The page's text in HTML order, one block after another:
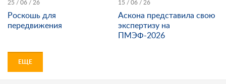
25 / 06 / 26
Роскошь для
передвижения
15 / 06 / 26
Аскона представила свою
экспертизу на
ПМЭФ-2026
ЕЩЕ